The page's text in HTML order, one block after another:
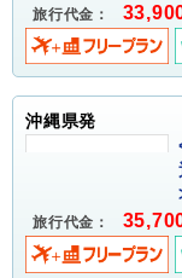
旅行代金：
沖縄県発
旅行代金：